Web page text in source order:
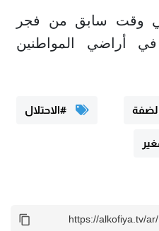
وقت سابق من فجر
في أراضي المواطنين
#الاحتلال